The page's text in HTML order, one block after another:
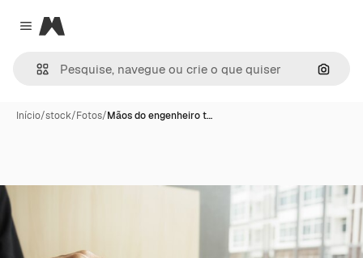
Close menu
Magnific
Início/stock/Fotos/Mãos do engenheiro t…